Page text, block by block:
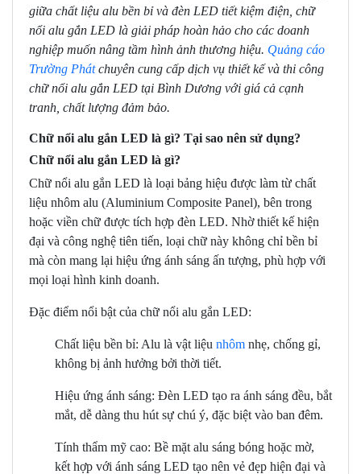
giữa chất liệu alu bền bỉ và đèn LED tiết kiệm điện, chữ
nổi alu gắn LED là giải pháp hoàn hảo cho các doanh
nghiệp muốn nâng tầm hình ảnh thương hiệu. Quảng cáo
Trường Phátchuyên cung cấp dịch vụ thiết kế và thi công
chữ nổi alu gắn LED tại Bình Dương với giá cả cạnh
tranh, chất lượng đảm bảo.
Chữ nổi alu gắn LED là gì? Tại sao nên sử dụng?
Chữ nổi alu gắn LED là gì?
Chữ nổi alu gắn LED là loại bảng hiệu được làm từ chất
liệu nhôm alu (Aluminium Composite Panel), bên trong
hoặc viền chữ được tích hợp đèn LED. Nhờ thiết kế hiện
đại và công nghệ tiên tiến, loại chữ này không chỉ bền bỉ
mà còn mang lại hiệu ứng ánh sáng ấn tượng, phù hợp với
mọi loại hình kinh doanh.
Đặc điểm nổi bật của chữ nổi alu gắn LED:
Chất liệu bền bỉ: Alu là vật liệu nhôm nhẹ, chống gỉ,
không bị ảnh hưởng bởi thời tiết.
Hiệu ứng ánh sáng: Đèn LED tạo ra ánh sáng đều, bắt
mắt, dễ dàng thu hút sự chú ý, đặc biệt vào ban đêm.
Tính thẩm mỹ cao: Bề mặt alu sáng bóng hoặc mờ,
kết hợp với ánh sáng LED tạo nên vẻ đẹp hiện đại và